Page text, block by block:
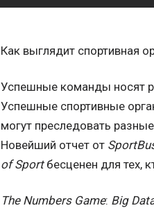
Как выглядит спортивная
Успешные команды носят
Успешные спортивные
могут преследовать
Новейший отчет от
of Sportбесценен для тех,
The Numbers Game: Big